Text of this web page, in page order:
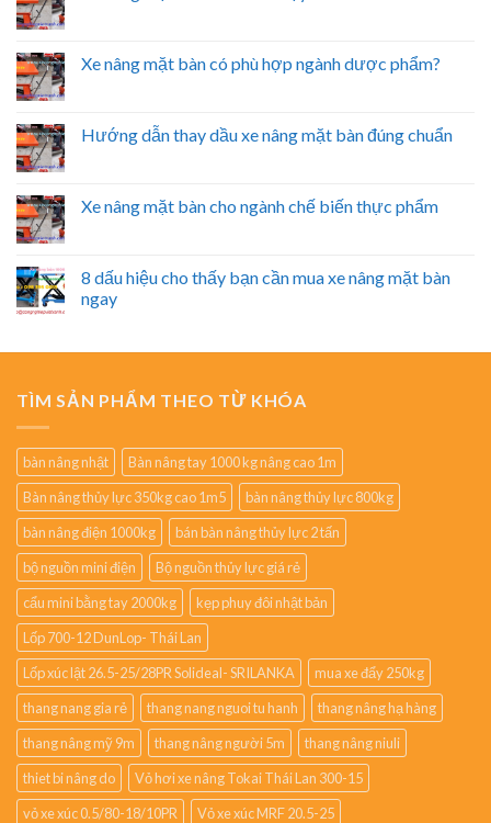
Xe nâng mặt bàn có phù hợp ngành dược phẩm?
Hướng dẫn thay dầu xe nâng mặt bàn đúng chuẩn
Xe nâng mặt bàn cho ngành chế biến thực phẩm
8 dấu hiệu cho thấy bạn cần mua xe nâng mặt bàn
ngay
TÌM SẢN PHẨM THEO TỪ KHÓA
bàn nâng nhật
Bàn nâng tay 1000 kg nâng cao 1m
Bàn nâng thủy lực 350kg cao 1m5
bàn nâng thủy lực 800kg
bàn nâng điện 1000kg
bán bàn nâng thủy lực 2 tấn
bộ nguồn mini điện
Bộ nguồn thủy lực giá rẻ
cẩu mini bằng tay 2000kg
kẹp phuy đôi nhật bản
Lốp 700-12 DunLop- Thái Lan
Lốp xúc lật 26.5-25/28PR Solideal- SRILANKA
mua xe đẩy 250kg
thang nang gia rẻ
thang nang nguoi tu hanh
thang nâng hạ hàng
thang nâng mỹ 9m
thang nâng người 5m
thang nâng niuli
thiet bi nâng do
Vỏ hơi xe nâng Tokai Thái Lan 300-15
vỏ xe xúc 0.5/80-18/10PR
Vỏ xe xúc MRF 20.5-25